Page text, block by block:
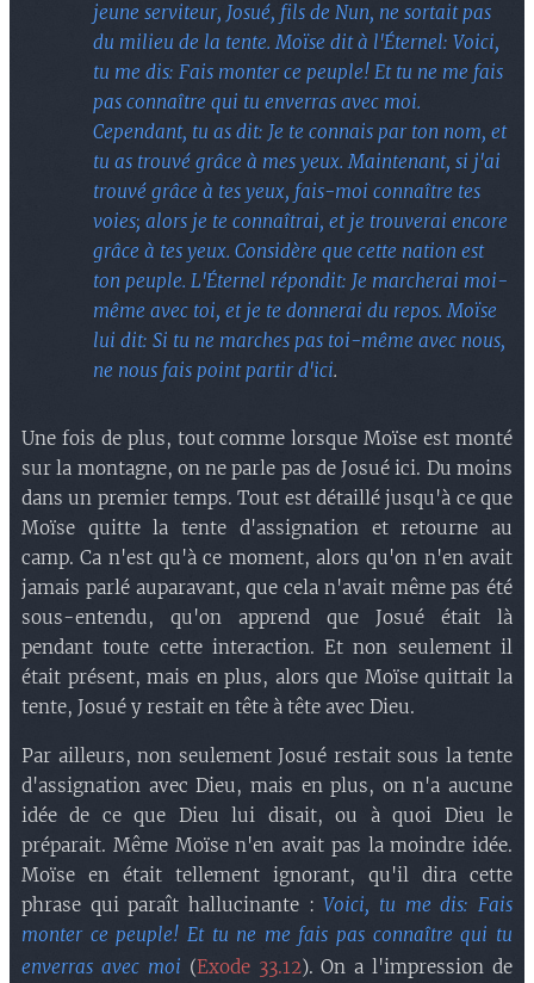
jeune serviteur, Josué, fils de Nun, ne sortait pas
du milieu de la tente. Moïse dit à l'Éternel: Voici,
tu me dis: Fais monter ce peuple! Et tu ne me fais
pas connaître qui tu enverras avec moi.
Cependant, tu as dit: Je te connais par ton nom, et
tu as trouvé grâce à mes yeux. Maintenant, si j'ai
trouvé grâce à tes yeux, fais-moi connaître tes
voies; alors je te connaîtrai, et je trouverai encore
grâce à tes yeux. Considère que cette nation est
ton peuple. L'Éternel répondit: Je marcherai moi-
même avec toi, et je te donnerai du repos. Moïse
lui dit: Si tu ne marches pas toi-même avec nous,
ne nous fais point partir d'ici.
Une fois de plus, tout comme lorsque Moïse est monté
sur la montagne, on ne parle pas de Josué ici. Du moins
dans un premier temps. Tout est détaillé jusqu'à ce que
Moïse quitte la tente d'assignation et retourne au
camp. Ca n'est qu'à ce moment, alors qu'on n'en avait
jamais parlé auparavant, que cela n'avait même pas été
sous-entendu, qu'on apprend que Josué était là
pendant toute cette interaction. Et non seulement il
était présent, mais en plus, alors que Moïse quittait la
tente, Josué y restait en tête à tête avec Dieu.
Par ailleurs, non seulement Josué restait sous la tente
d'assignation avec Dieu, mais en plus, on n'a aucune
idée de ce que Dieu lui disait, ou à quoi Dieu le
préparait. Même Moïse n'en avait pas la moindre idée.
Moïse en était tellement ignorant, qu'il dira cette
phrase qui paraît hallucinante :Voici, tu me dis: Fais
monter ce peuple! Et tu ne me fais pas connaître qui tu
enverras avec moi (Exode 33.12). On a l'impression de